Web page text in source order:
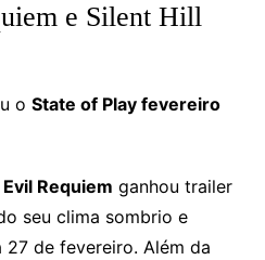
e Silent Hill
o State of Play fevereiro
Requiem ganhou trailer
seu clima sombrio e
de fevereiro. Além da